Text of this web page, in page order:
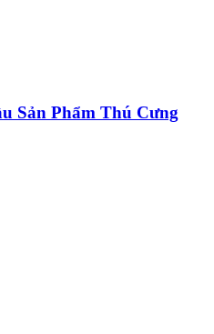
Sản Phẩm Thú Cưng